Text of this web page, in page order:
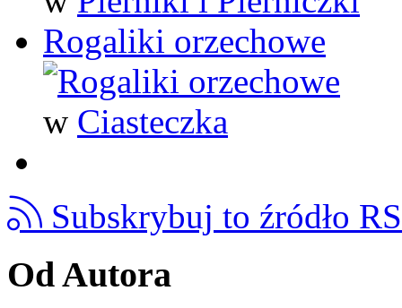
Rogaliki orzechowe
w Ciasteczka
Subskrybuj to źródło
Od Autora